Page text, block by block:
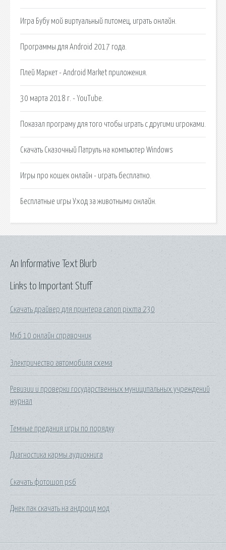
Игра Бубу мой виртуальный питомец, играть онлайн.
Программы для Android 2017 года.
Плей Маркет - Android Market приложения.
30 марта 2018 г. - YouTube.
Показал програму для того чтобы играть с другими игроками.
Cкачать Сказочный Патруль на компьютер Windows
Игры про кошек онлайн - играть бесплатно.
Бесплатные игры Уход за животными онлайн.
Links to Important Stuff
Скачать драйвер для принтера canon pixma 230
Мкб 10 онлайн справочник
Электричество автомобиля схема
Ревизии и проверки государственных муниципальных учреждений
журнал
Темные предания игры по порядку
Диагностика кармы аудиокнига
Скачать фотошоп ps6
Джек пак скачать на андроид мод
An Informative Text Blurb